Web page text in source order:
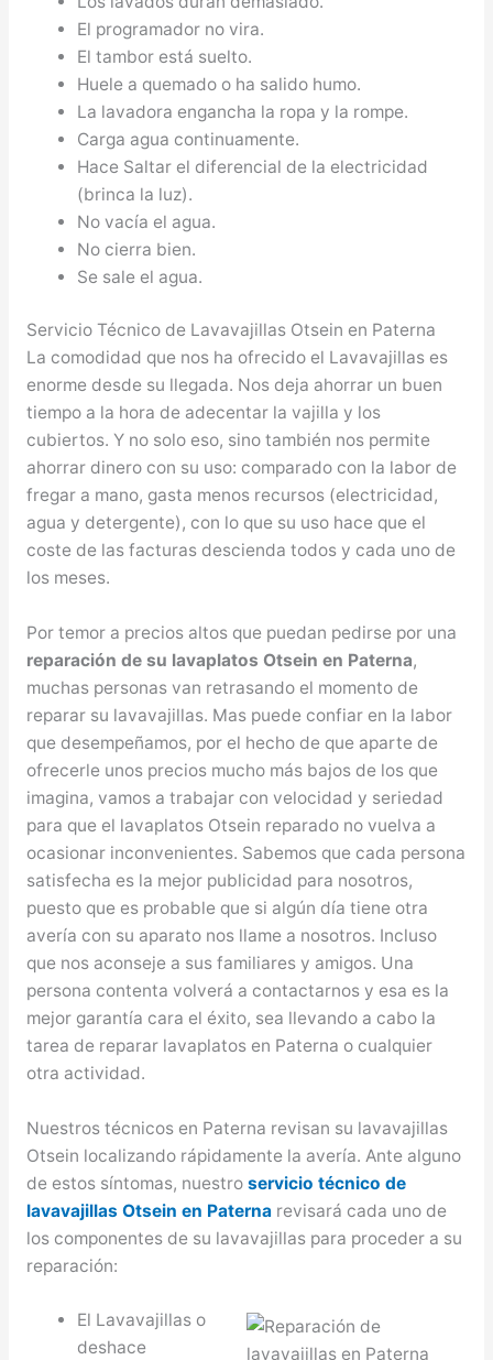
El programador no vira.
El tambor está suelto.
Huele a quemado o ha salido humo.
La lavadora engancha la ropa y la rompe.
Carga agua continuamente.
Hace Saltar el diferencial de la electricidad
(brinca la luz).
No vacía el agua.
No cierra bien.
Se sale el agua.
Servicio Técnico de Lavavajillas Otsein en Paterna
La comodidad que nos ha ofrecido el Lavavajillas es
enorme desde su llegada. Nos deja ahorrar un buen
tiempo a la hora de adecentar la vajilla y los
cubiertos. Y no solo eso, sino también nos permite
ahorrar dinero con su uso: comparado con la labor de
fregar a mano, gasta menos recursos (electricidad,
agua y detergente), con lo que su uso hace que el
coste de las facturas descienda todos y cada uno de
los meses.
Por temor a precios altos que puedan pedirse por una
reparación de su lavaplatos Otsein en Paterna,
muchas personas van retrasando el momento de
reparar su lavavajillas. Mas puede confiar en la labor
que desempeñamos, por el hecho de que aparte de
ofrecerle unos precios mucho más bajos de los que
imagina, vamos a trabajar con velocidad y seriedad
para que el lavaplatos Otsein reparado no vuelva a
ocasionar inconvenientes. Sabemos que cada persona
satisfecha es la mejor publicidad para nosotros,
puesto que es probable que si algún día tiene otra
avería con su aparato nos llame a nosotros. Incluso
que nos aconseje a sus familiares y amigos. Una
persona contenta volverá a contactarnos y esa es la
mejor garantía cara el éxito, sea llevando a cabo la
tarea de reparar lavaplatos en Paterna o cualquier
otra actividad.
Nuestros técnicos en Paterna revisan su lavavajillas
Otsein localizando rápidamente la avería. Ante alguno
de estos síntomas, nuestro servicio técnico de
lavavajillas Otsein en Paterna revisará cada uno de
los componentes de su lavavajillas para proceder a su
reparación:
El Lavavajillas o
deshace